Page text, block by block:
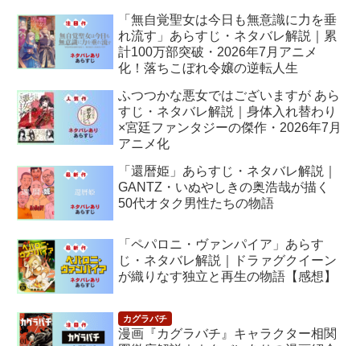
「無自覚聖女は今日も無意識に力を垂
れ流す」あらすじ・ネタバレ解説｜累
計100万部突破・2026年7月アニメ
化！落ちこぼれ令嬢の逆転人生
ふつつかな悪女ではございますが あら
すじ・ネタバレ解説｜身体入れ替わり
×宮廷ファンタジーの傑作・2026年7月
アニメ化
「還暦姫」あらすじ・ネタバレ解説｜
GANTZ・いぬやしきの奥浩哉が描く
50代オタク男性たちの物語
「ペパロニ・ヴァンパイア」あらす
じ・ネタバレ解説｜ドラァグクイーン
が織りなす独立と再生の物語【感想】
漫画『カグラバチ』キャラクター相関